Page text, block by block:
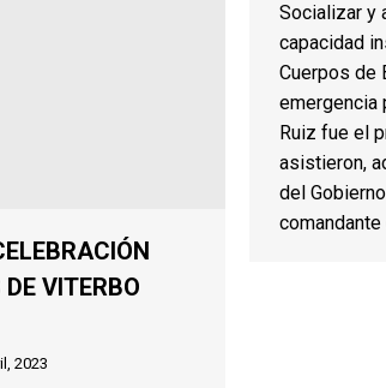
VITERBO
2023
Socializar y
capacidad
Cuerpos de
emergencia
Ruiz fue el
asistieron,
del